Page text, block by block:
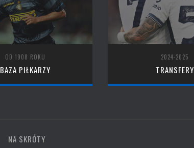
OD 1908 ROKU
BAZA PIŁKARZY
2024-2025
TRANSFERY
NA SKRÓTY